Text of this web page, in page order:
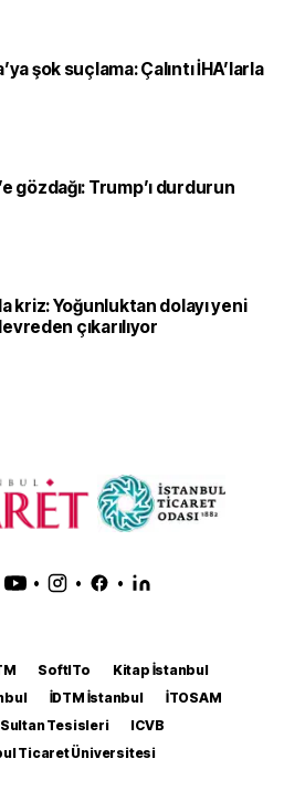
şok suçlama: Çalıntı İHA’larla
gözdağı: Trump’ı durdurun
kriz: Yoğunluktan dolayı yeni
çıkarılıyor
• • •
SoftITo
Kitap İstanbul
İDTM İstanbul
İTOSAM
Sultan Tesisleri
ICVB
Ticaret Üniversitesi